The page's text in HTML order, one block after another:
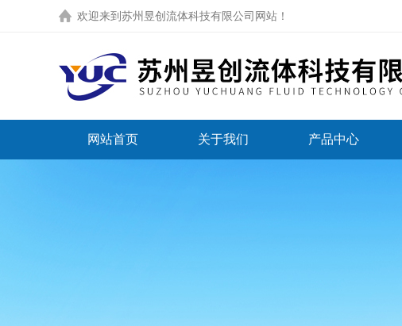
欢迎来到 苏州昱创流体科技有限公司网站 ！
网站首页 关于我们 产品中心